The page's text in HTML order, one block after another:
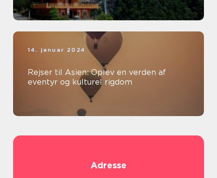
14. januar 2024
Rejser til Asien: Oplev en verden af
eventyr og kulturel rigdom
Adresse